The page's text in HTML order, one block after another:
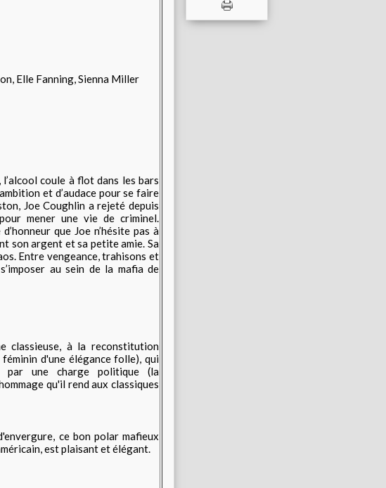
Elle Fanning, Sienna Miller
coule à flot dans les bars
et d’audace pour se faire
Joe Coughlin a rejeté depuis
mener une vie de criminel.
que Joe n’hésite pas à
son argent et sa petite amie. Sa
Entre vengeance, trahisons et
au sein de la mafia de
classieuse, à la reconstitution
d'une élégance folle), qui
par une charge politique (la
qu'il rend aux classiques
ce bon polar mafieux
est plaisant et élégant.